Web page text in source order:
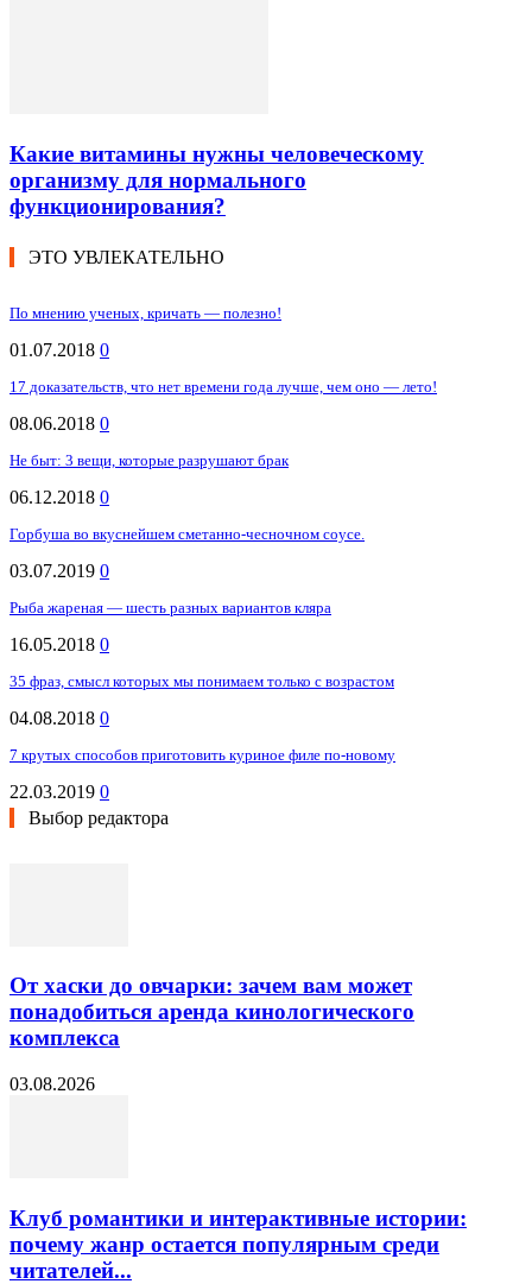
Какие витамины нужны человеческому
организму для нормального
функционирования?
ЭТО УВЛЕКАТЕЛЬНО
По мнению ученых, кричать — полезно!
01.07.2018 0
17 доказательств, что нет времени года лучше, чем оно — лето!
08.06.2018 0
Не быт: 3 вещи, которые разрушают брак
06.12.2018 0
Горбуша во вкуснейшем сметанно-чесночном соусе.
03.07.2019 0
Рыба жареная — шесть разных вариантов кляра
16.05.2018 0
35 фраз, смысл которых мы понимаем только с возрастом
04.08.2018 0
7 крутых способов приготовить куриное филе по-новому
22.03.2019 0
Выбор редактора
От хаски до овчарки: зачем вам может
понадобиться аренда кинологического
комплекса
03.08.2026
Клуб романтики и интерактивные истории:
почему жанр остается популярным среди
читателей...